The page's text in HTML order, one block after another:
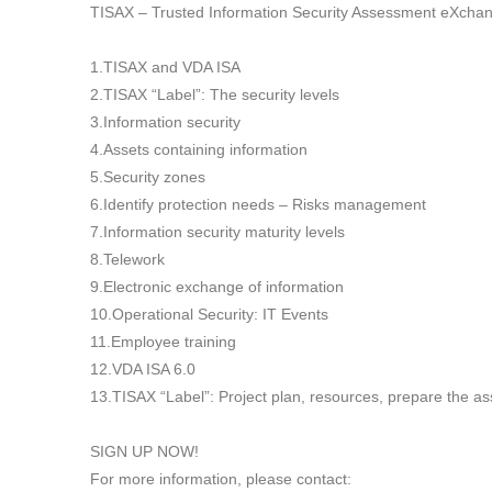
TISAX – Trusted Information Security Assessment
1.TISAX and VDA ISA
2.TISAX “Label”: The security levels
3.Information security
4.Assets containing information
5.Security zones
6.Identify protection needs – Risks management
7.Information security maturity levels
8.Telework
9.Electronic exchange of information
10.Operational Security: IT Events
11.Employee training
12.VDA ISA 6.0
13.TISAX “Label”: Project plan, resources, prepare the
SIGN UP NOW!
For more information, please contact: